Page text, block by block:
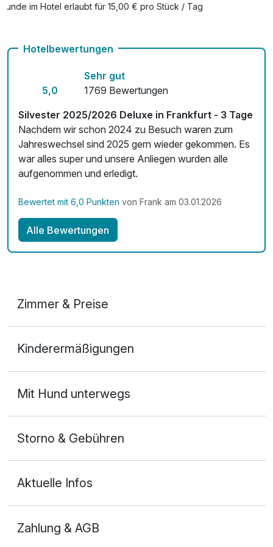
Zahlung gegen Nachweis befreit. An- und Abreisetag
Hunde im Hotel erlaubt für 15,00 € pro Stück / Tag
Auch vegetarische Speisen
Fitnessgeräte stehen bereit
Zimmerservice verfügbar
Mit Hotelbar
Hotelbewertungen
5,0
Sehr gut
1769 Bewertungen
Silvester 2025/2026 Deluxe in Frankfurt - 3 Tage
Nachdem wir schon 2024 zu Besuch waren zum
Jahreswechsel sind 2025 gern wieder gekommen. Es
war alles super und unsere Anliegen wurden alle
aufgenommen und erledigt.
Bewertet mit 6,0 Punkten von Frank am 03.01.2026
Alle Bewertungen
Zimmer & Preise
2 Erwachsene und 1 Kind
Kinderermäßigungen
Mit Hund unterwegs
Storno & Gebühren
Aktuelle Infos
Zahlung & AGB